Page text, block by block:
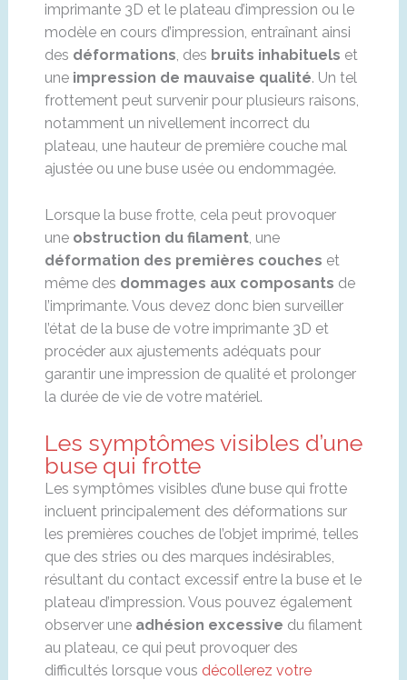
imprimante 3D et le plateau d’impression ou le
modèle en cours d’impression, entraînant ainsi
des déformations, des bruits inhabituels et
une impression de mauvaise qualité. Un tel
frottement peut survenir pour plusieurs raisons,
notamment un nivellement incorrect du
plateau, une hauteur de première couche mal
ajustée ou une buse usée ou endommagée.
Lorsque la buse frotte, cela peut provoquer
une obstruction du filament, une
déformation des premières couches et
même des dommages aux composants de
l’imprimante. Vous devez donc bien surveiller
l’état de la buse de votre imprimante 3D et
procéder aux ajustements adéquats pour
garantir une impression de qualité et prolonger
la durée de vie de votre matériel.
Les symptômes visibles d’une
buse qui frotte
Les symptômes visibles d’une buse qui frotte
incluent principalement des déformations sur
les premières couches de l’objet imprimé, telles
que des stries ou des marques indésirables,
résultant du contact excessif entre la buse et le
plateau d’impression. Vous pouvez également
observer une adhésion excessive du filament
au plateau, ce qui peut provoquer des
difficultés lorsque vous décollerez votre